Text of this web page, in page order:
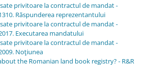
privitoare la contractul de mandat -
Răspunderea reprezentantului
privitoare la contractul de mandat -
Executarea mandatului
privitoare la contractul de mandat -
Noţiunea
the Romanian land book registry? - R&R